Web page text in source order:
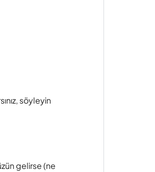
söyleyin
gelirse (ne